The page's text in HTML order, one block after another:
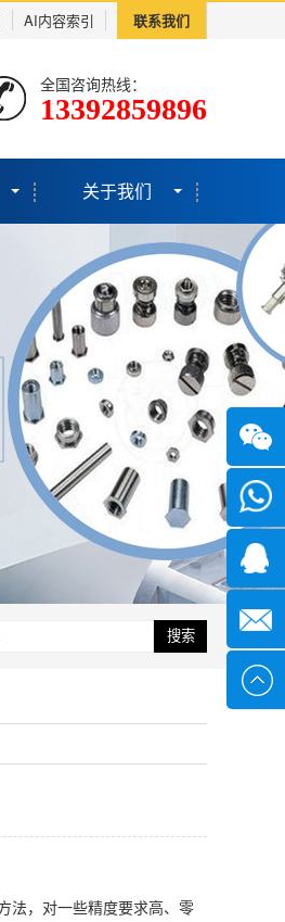
AI内容索引 联系我们
全国咨询热线：
13392859896
关于我们
搜索
法，对一些精度要求高、零
微信